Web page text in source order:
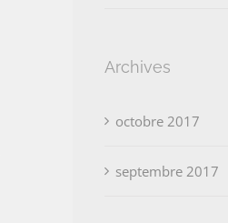
Archives
octobre 2017
septembre 2017